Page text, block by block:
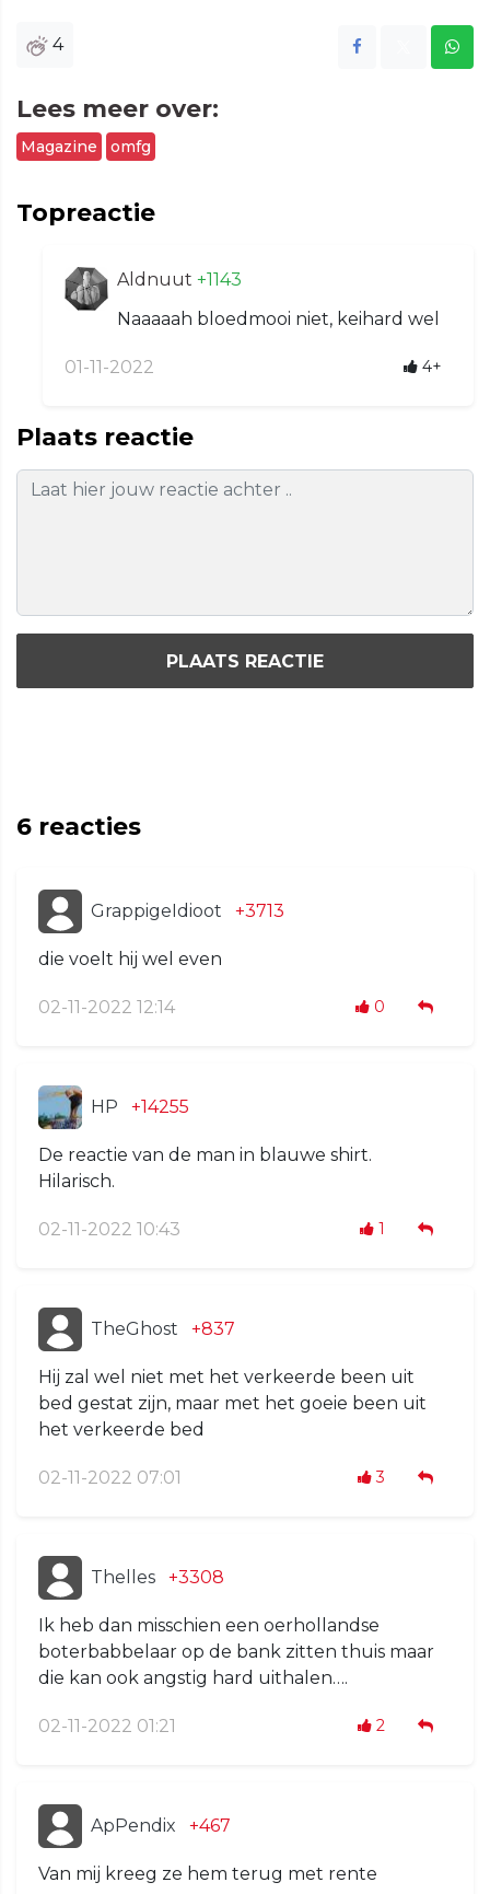
4
Lees meer over:
Magazine omfg
Topreactie
Aldnuut +1143
Naaaaah bloedmooi niet, keihard wel
01-11-2022 4+
Plaats reactie
PLAATS REACTIE
6 reacties
GrappigeIdioot +3713
die voelt hij wel even
02-11-2022 12:14 0
HP +14255
De reactie van de man in blauwe shirt.
Hilarisch.
02-11-2022 10:43 1
TheGhost +837
Hij zal wel niet met het verkeerde been uit
bed gestat zijn, maar met het goeie been uit
het verkeerde bed
02-11-2022 07:01 3
Thelles +3308
Ik heb dan misschien een oerhollandse
boterbabbelaar op de bank zitten thuis maar
die kan ook angstig hard uithalen….
02-11-2022 01:21 2
ApPendix +467
Van mij kreeg ze hem terug met rente